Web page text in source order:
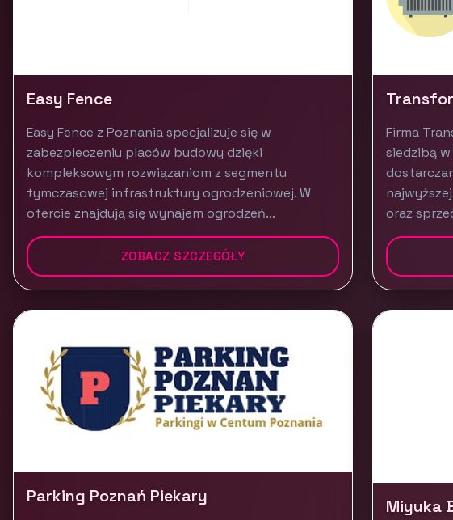
Easy Fence
Easy Fence z Poznania specjalizuje się w
zabezpieczeniu placów budowy dzięki
kompleksowym rozwiązaniom z segmentu
tymczasowej infrastruktury ogrodzeniowej. W
ofercie znajdują się wynajem ogrodzeń...
ZOBACZ SZCZEGÓŁY
Firma
siedzibą
oraz
Parking Poznań Piekary Miyuka